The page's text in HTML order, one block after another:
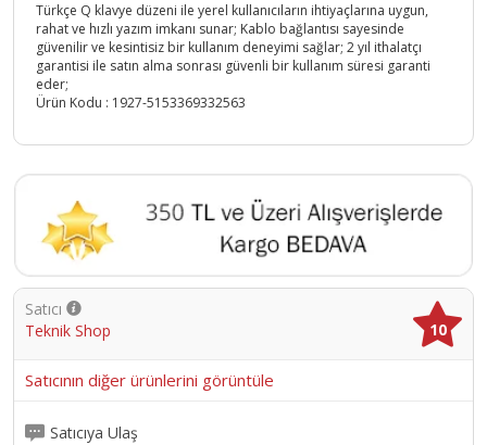
Türkçe Q klavye düzeni ile yerel kullanıcıların ihtiyaçlarına uygun,
rahat ve hızlı yazım imkanı sunar; Kablo bağlantısı sayesinde
güvenilir ve kesintisiz bir kullanım deneyimi sağlar; 2 yıl ithalatçı
garantisi ile satın alma sonrası güvenli bir kullanım süresi garanti
eder;
Ürün Kodu : 1927-5153369332563
Satıcı
Teknik Shop
10
Satıcının diğer ürünlerini görüntüle
Satıcıya Ulaş